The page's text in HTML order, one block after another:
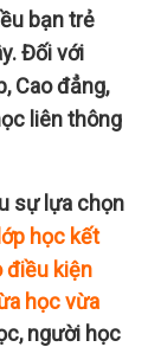
bạn trẻ
Đối với
Cao đẳng,
liên thông
sự lựa chọn
học kết
điều kiện
học vừa
người học